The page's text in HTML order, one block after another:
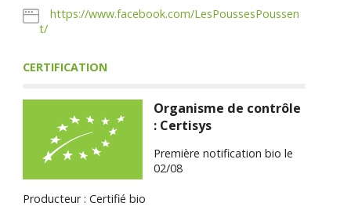
https://www.facebook.com/LesPoussesPoussen
t/
CERTIFICATION
Organisme de contrôle
: Certisys
Première notification bio le
02/08
Producteur : Certifié bio